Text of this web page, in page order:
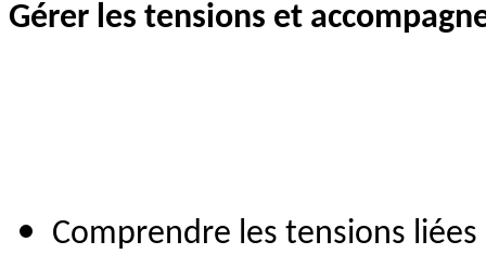
Gérer les tensions et
Comprendre les tensions